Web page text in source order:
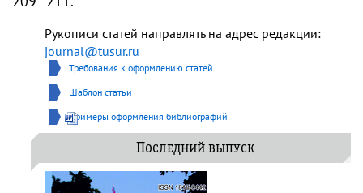
Рукописи статей направлять на адрес редакции:
journal@tusur.ru
Требования к оформлению статей
Шаблон статьи
Примеры оформления библиографий
Последний выпуск